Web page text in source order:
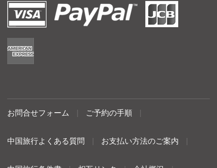
お問合せフォーム ご予約の手順
中国旅行よくある質問 お支払い方法のご案内